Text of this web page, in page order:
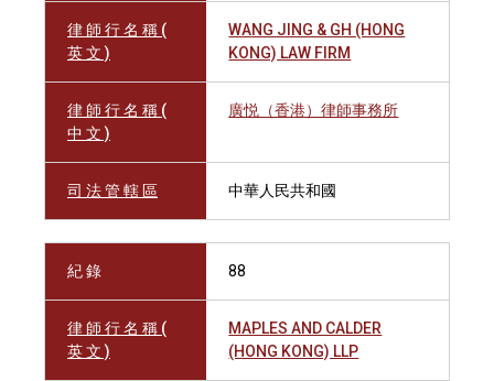
律 師 行 名 稱 (
英 文 )
WANG JING & GH (HONG
KONG) LAW FIRM
律 師 行 名 稱 (
中 文 )
廣悦（香港）律師事務所
司 法 管 轄 區 中華人民共和國
紀 錄 88
律 師 行 名 稱 (
英 文 )
MAPLES AND CALDER
(HONG KONG) LLP